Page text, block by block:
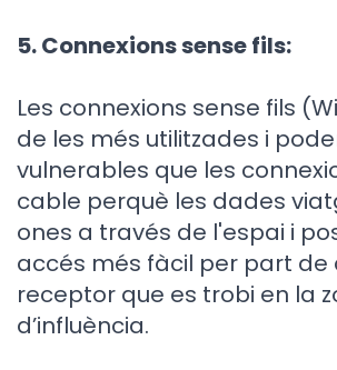
5. Connexions sense fils:
Les connexions sense fils
de les més utilitzades i
vulnerables que les
cable perquè les dades
ones a través de l'espai i
accés més fàcil per part de
receptor que es trobi en la
d’influència.